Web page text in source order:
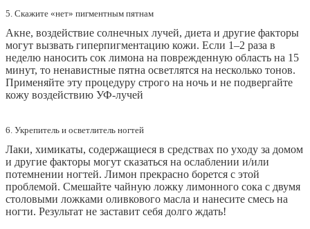
5. Скажите «нет» пигментным пятнам
Акне, воздействие солнечных лучей, диета и другие факторы
могут вызвать гиперпигментацию кожи. Если 1–2 раза в
неделю наносить сок лимона на поврежденную область на 15
минут, то ненавистные пятна осветлятся на несколько тонов.
Применяйте эту процедуру строго на ночь и не подвергайте
кожу воздействию УФ-лучей
6. Укрепитель и осветлитель ногтей
Лаки, химикаты, содержащиеся в средствах по уходу за домом
и другие факторы могут сказаться на ослаблении и/или
потемнении ногтей. Лимон прекрасно борется с этой
проблемой. Смешайте чайную ложку лимонного сока с двумя
столовыми ложками оливкового масла и нанесите смесь на
ногти. Результат не заставит себя долго ждать!